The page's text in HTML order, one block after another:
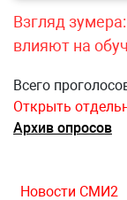
Взгляд
влияют на
Всего
Открыть
Архив опросов
Новости СМИ2